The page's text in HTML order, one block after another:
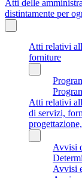
Atti delle
distintamente per
Atti relativi
forniture
Atti relativi
di servizi,
Avvisi
Avvisi